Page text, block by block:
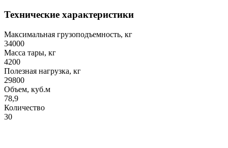
Технические характеристики
Максимальная грузоподъемность, кг
34000
Масса тары, кг
4200
Полезная нагрузка, кг
29800
Объем, куб.м
78,9
Количество
30